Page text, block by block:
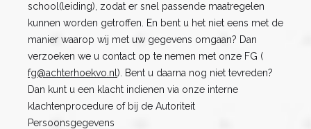
school(leiding), zodat er snel passende maatregelen
kunnen worden getroffen. En bent u het niet eens met de
manier waarop wij met uw gegevens omgaan? Dan
verzoeken we u contact op te nemen met onze FG (
fg@achterhoekvo.nl ). Bent u daarna nog niet tevreden?
Dan kunt u een klacht indienen via onze interne
klachtenprocedure of bij de Autoriteit
Persoonsgegevens